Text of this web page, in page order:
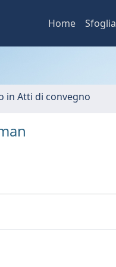
Home Sfoglia
in Atti di convegno